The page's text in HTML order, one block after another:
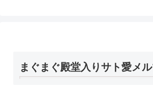
まぐまぐ殿堂入りサト愛メ